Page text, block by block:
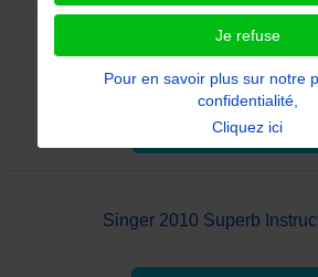
Information Document
Singer 2010 Superb
Je refuse
Pour en savoir plus sur notre
confidentialité,
Cliquez ici